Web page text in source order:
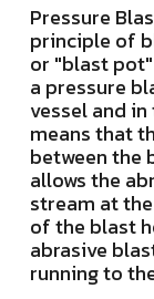
Pressure
principle of
or "blast
a pressure
vessel and
means that
between the
allows the
stream at
of the blast
abrasive
running to